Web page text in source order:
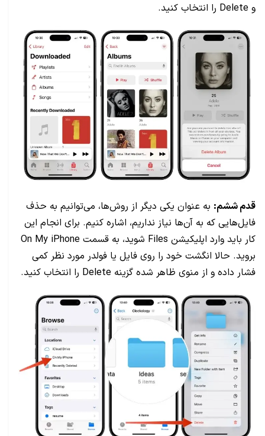
و Delete را انتخاب کنید.
قدم ششم: به عنوان یکی دیگر از روش‌ها، می‌توانیم به حذف
فایل‌هایی که به آن‌ها نیاز نداریم، اشاره کنیم. برای انجام این
کار باید وارد اپلیکیشن Files شوید، به قسمت On My iPhone
بروید. حالا انگشت خود را روی فایل یا فولدر مورد نظر کمی
فشار داده و از منوی ظاهر شده گزینه Delete را انتخاب کنید.